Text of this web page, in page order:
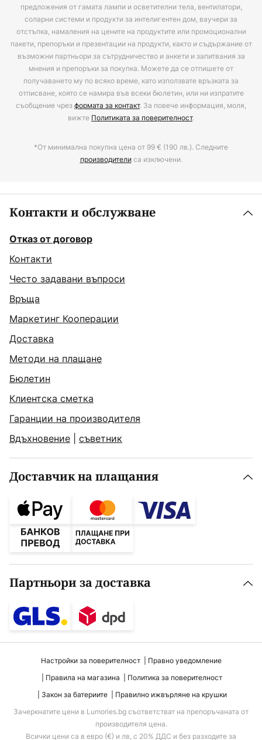
предложения от гамата лампи и осветителни тела, вентилатори,
соларни системи и продукти за интелигентен дом, ваучери за
отстъпка, намаления на цените на продуктите или промоционални
пакети, препоръки и презентации на продукти, както и съдържание от
възможни партньори за сътрудничество и анкети и запитвания за
мнения и препоръки за покупка. Можете да се отпишете от
получаването му по всяко време, като използвате връзката за
отписване, която се намира във всеки бюлетин, или ни изпратите
съобщение чрезформата за контакт. За повече информация, моля,
вижте Политиката за поверителност.
*От минимална покупна цена от 99 € (190 лв.). Следните
производителиса изключени.
Контакти и обслужване
Отказ от договор
Контакти
Често задавани въпроси
Връща
Маркетинг Кооперации
Доставка
Методи на плащане
Бюлетин
Клиентска сметка
Гаранции на производителя
Вдъхновение
съветник
Доставчик на плащания
Партньори за доставка
Настройки за поверителност
Правно уведомление
Правила на магазина
Политика за поверителност
Закон за батериите
Правилно ижвърляне на крушки
Зачеркнатите цени в Lumories.bg съответстват на препоръчаната от
производителя цена.
Всички цени са в евро (€) и лв, с 20% ДДС и без разходите за